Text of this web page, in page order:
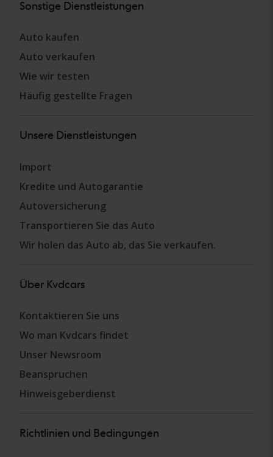
Sonstige Dienstleistungen
Auto kaufen
Auto verkaufen
Wie wir testen
Häufig gestellte Fragen
Unsere Dienstleistungen
Import
Kredite und Autogarantie
Autoversicherung
Transportieren Sie das Auto
Wir holen das Auto ab, das Sie verkaufen.
Über Kvdcars
Kontaktieren Sie uns
Wo man Kvdcars findet
Unser Newsroom
Beanspruchen
Hinweisgeberdienst
Richtlinien und Bedingungen